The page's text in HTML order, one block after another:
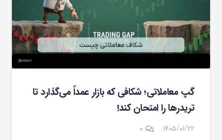
گپ معاملاتی؛ شکافی که بازار عمداً می‌گذارد تا
تریدرها را امتحان کند!
۱۴۰۵/۰۱/۲۲ ۰